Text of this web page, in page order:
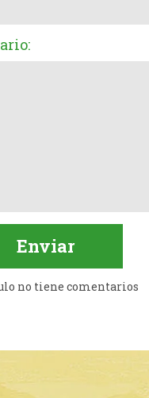
no tiene comentarios